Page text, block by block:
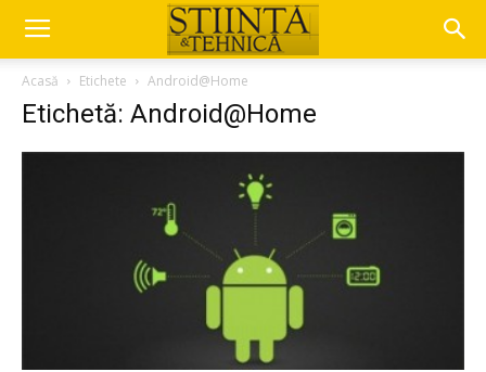
Acasă Etichete Android@Home
Etichetă: Android@Home